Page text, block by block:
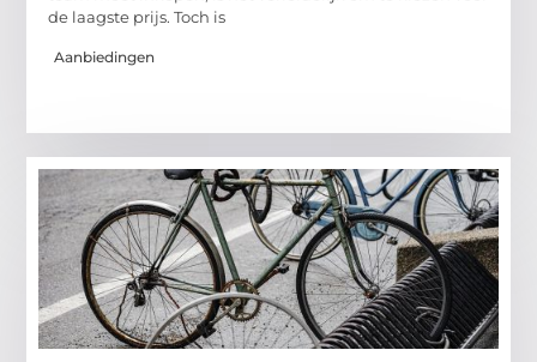
de laagste prijs. Toch is
Aanbiedingen